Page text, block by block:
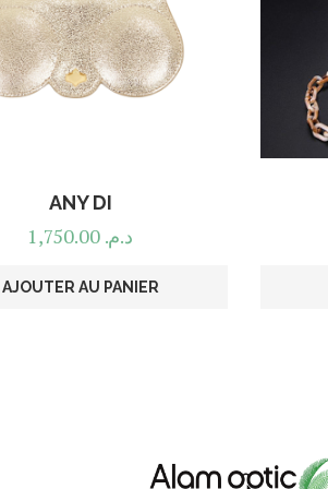
ANY DI
د.م.
AJOUTER AU PANIER